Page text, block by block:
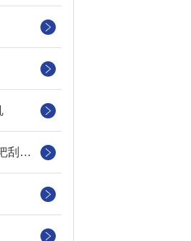
TGN型行车式抬耙刮泥（撇渣机）机